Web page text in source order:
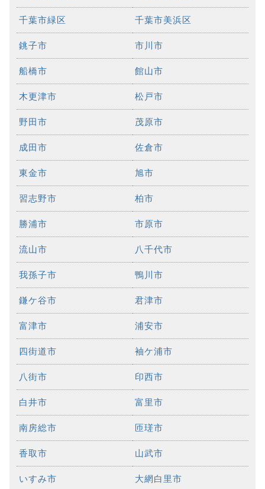
千葉市緑区 千葉市美浜区
銚子市 市川市
船橋市 館山市
木更津市 松戸市
野田市 茂原市
成田市 佐倉市
東金市 旭市
習志野市 柏市
勝浦市 市原市
流山市 八千代市
我孫子市 鴨川市
鎌ケ谷市 君津市
富津市 浦安市
四街道市 袖ケ浦市
八街市 印西市
白井市 富里市
南房総市 匝瑳市
香取市 山武市
いすみ市 大網白里市